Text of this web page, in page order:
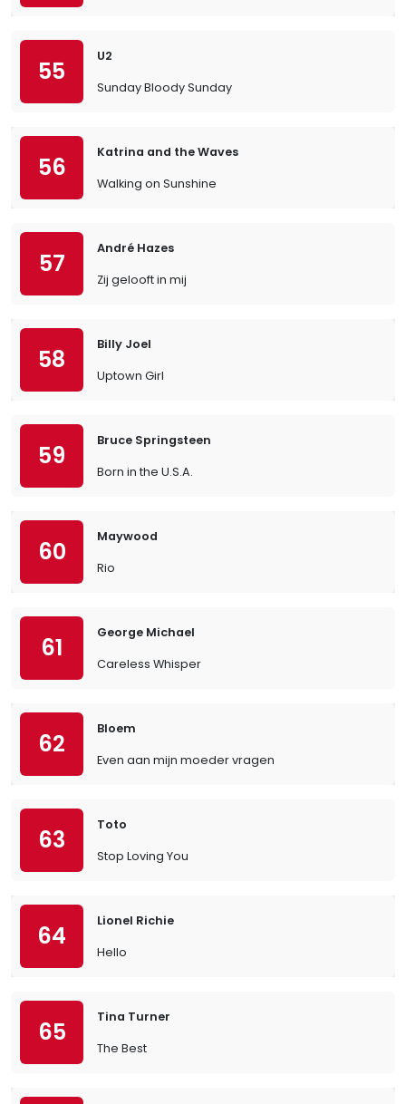
55
U2
Sunday Bloody Sunday
56
Katrina and the Waves
Walking on Sunshine
57
André Hazes
Zij gelooft in mij
58
Billy Joel
Uptown Girl
59
Bruce Springsteen
Born in the U.S.A.
60
Maywood
Rio
61
George Michael
Careless Whisper
62
Bloem
Even aan mijn moeder vragen
63
Toto
Stop Loving You
64
Lionel Richie
Hello
65
Tina Turner
The Best